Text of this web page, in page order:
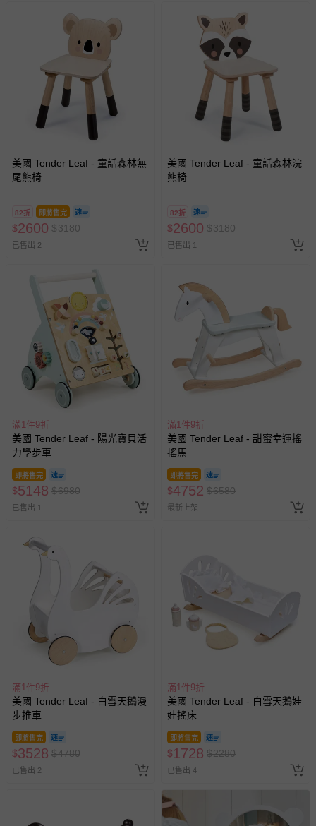
美國 Tender Leaf - 童話森林無
尾熊椅
82折 即將售完
$2600 $3180
已售出 2
美國 Tender Leaf - 童話森林浣
熊椅
82折
$2600 $3180
已售出 1
滿1件9折
美國 Tender Leaf - 陽光寶貝活
力學步車
即將售完
$5148 $6980
已售出 1
滿1件9折
美國 Tender Leaf - 甜蜜幸運搖
搖馬
即將售完
$4752 $6580
最新上架
滿1件9折
美國 Tender Leaf - 白雪天鵝漫
步推車
即將售完
$3528 $4780
已售出 2
滿1件9折
美國 Tender Leaf - 白雪天鵝娃
娃搖床
即將售完
$1728 $2280
已售出 4